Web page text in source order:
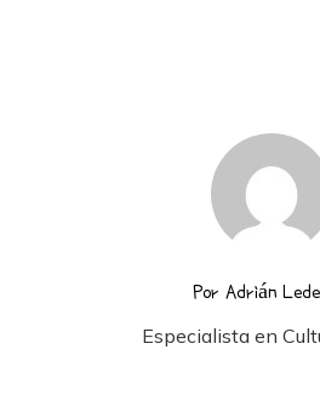
Por Adrián
Especialista en